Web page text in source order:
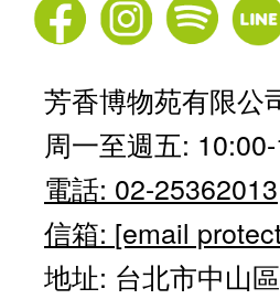
芳香博物苑有限公
周一至週五:
電話: 02-25362013
信箱: [email
地址: 台北市中山